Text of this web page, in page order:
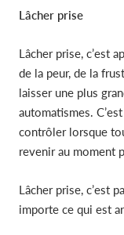
Lâcher prise
Lâcher prise, c’est
de la peur, de la
laisser une plus
automatismes.
contrôler lorsque
revenir au moment
Lâcher prise, c’est
importe ce qui est